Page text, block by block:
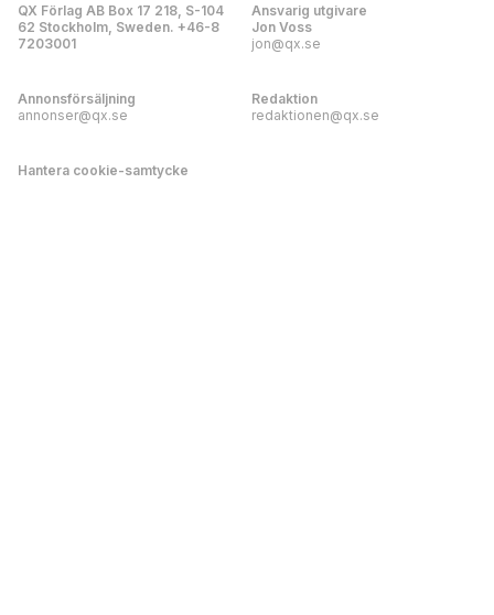
QX Förlag AB Box 17 218, S-104
62 Stockholm, Sweden. +46-8
7203001
Ansvarig utgivare
Jon Voss
jon@qx.se
Annonsförsäljning
annonser@qx.se
Redaktion
redaktionen@qx.se
Hantera cookie-samtycke